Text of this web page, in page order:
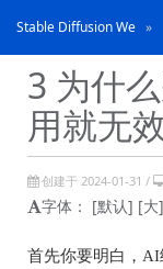
Stable Diffusion WebUI
3 为什
用就无
创建于 2024-01-31 /
字体： [默认] [大]
首先你要明白， AI